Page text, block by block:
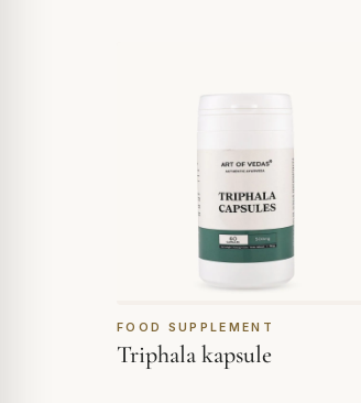
FOOD SUPPLEMENT
Triphala kapsule